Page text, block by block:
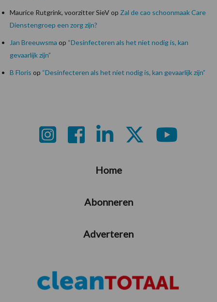
Maurice Rutgrink, voorzitter SieVop Zal de cao schoonmaak Care
Dienstengroep een zorg zijn?
Jan Breeuwsma op “Desinfecteren als het niet nodig is, kan
gevaarlijk zijn”
B Floris op “Desinfecteren als het niet nodig is, kan gevaarlijk zijn”
Home
Abonneren
Adverteren